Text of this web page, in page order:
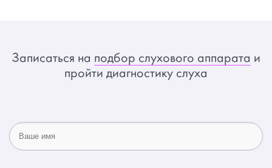
Записаться на подбор слухового аппарата и
пройти диагностику слуха